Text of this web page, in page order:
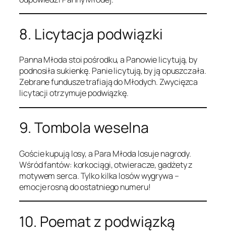
8. Licytacja podwiązki
Panna Młoda stoi pośrodku, a Panowie licytują, by
podnosiła sukienkę. Panie licytują, by ją opuszczała.
Zebrane fundusze trafiają do Młodych. Zwycięzca
licytacji otrzymuje podwiązkę.
9. Tombola weselna
Goście kupują losy, a Para Młoda losuje nagrody.
Wśród fantów: korkociągi, otwieracze, gadżety z
motywem serca. Tylko kilka losów wygrywa –
emocje rosną do ostatniego numeru!
10. Poemat z podwiązką